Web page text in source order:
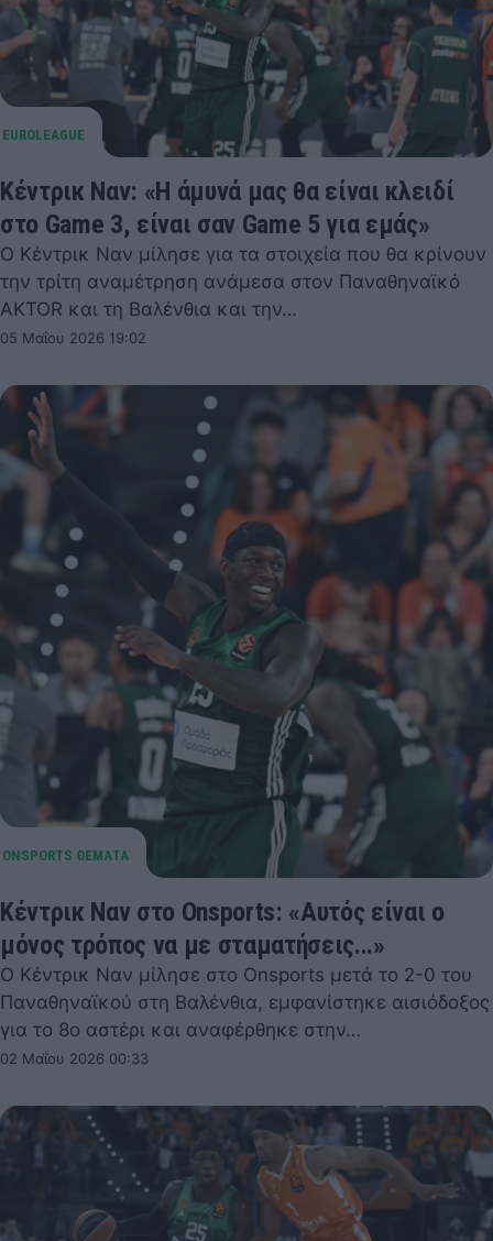
Κέντρικ Ναν: «Η άμυνά μας θα είναι κλειδί
στο Game 3, είναι σαν Game 5 για εμάς»
Ο Κέντρικ Ναν μίλησε για τα στοιχεία που θα κρίνουν
την τρίτη αναμέτρηση ανάμεσα στον Παναθηναϊκό
AKTOR και τη Βαλένθια και την…
05 Μαΐου 2026 19:02
Κέντρικ Ναν στο Onsports: «Αυτός είναι ο
μόνος τρόπος να με σταματήσεις...»
Ο Κέντρικ Ναν μίλησε στο Onsports μετά το 2-0 του
Παναθηναϊκού στη Βαλένθια, εμφανίστηκε αισιόδοξος
για το 8ο αστέρι και αναφέρθηκε στην…
02 Μαΐου 2026 00:33